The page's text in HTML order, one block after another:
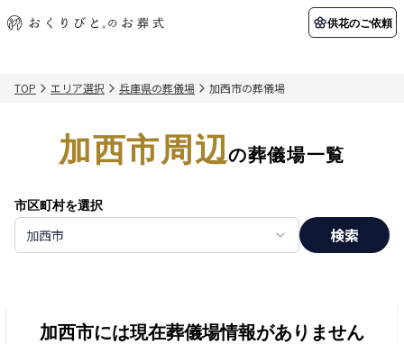
供花のご依頼
初めての方へ 納棺の儀とは？
アフターサポート
会社概要 店舗用地募集
関東エリア
千葉県
北海道エリア
お客様の声
供花のご依頼
TOP エリア選択 兵庫県の葬儀場 加西市の葬儀場
加西市周辺の葬儀場一覧
市区町村を選択
加西市 検索
加西市には現在葬儀場情報がありません